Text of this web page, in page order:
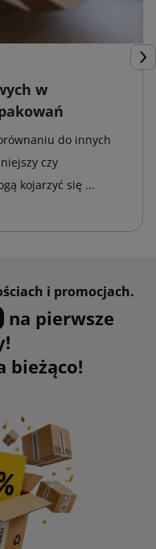
w
do innych
czy
kojarzyć się ...
i promocjach.
na pierwsze
bieżąco!